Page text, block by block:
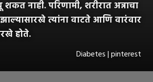
शकत नाही. परिणामी, शरीरात अन्नाचा
त्यांना वाटते आणि वारंवार
होते.
Diabetes | pinterest